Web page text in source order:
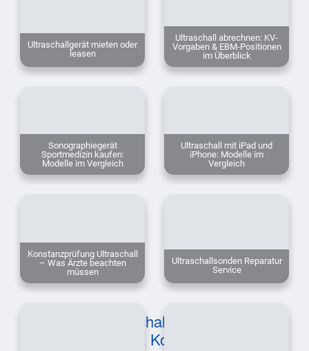
Ultraschallgerät mieten oder
leasen
Ultraschall abrechnen: KV-
Vorgaben & EBM-Positionen
im Überblick
Sonographiegerät
Sportmedizin kaufen:
Modelle im Vergleich
Ultraschall mit iPad und
iPhone: Modelle im
Vergleich
Konstanzprüfung Ultraschall
– Was Ärzte beachten
müssen
Ultraschallsonden Reparatur
Service
Abstract – Ultraschallgeräte für
Urologie: Technik, Kosten, Hersteller